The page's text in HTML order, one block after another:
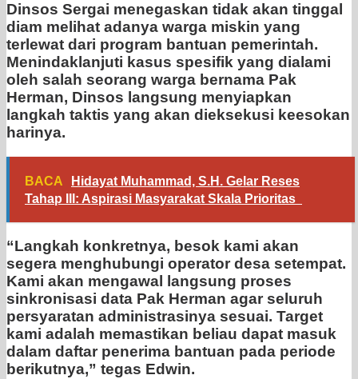
Dinsos Sergai menegaskan tidak akan tinggal
diam melihat adanya warga miskin yang
terlewat dari program bantuan pemerintah.
Menindaklanjuti kasus spesifik yang dialami
oleh salah seorang warga bernama Pak
Herman, Dinsos langsung menyiapkan
langkah taktis yang akan dieksekusi keesokan
harinya.
BACA
Hidayat Muhammad, S.H. Gelar Reses
Tahap III: Aspirasi Masyarakat Skala Prioritas
“Langkah konkretnya, besok kami akan
segera menghubungi operator desa setempat.
Kami akan mengawal langsung proses
sinkronisasi data Pak Herman agar seluruh
persyaratan administrasinya sesuai. Target
kami adalah memastikan beliau dapat masuk
dalam daftar penerima bantuan pada periode
berikutnya,” tegas Edwin.